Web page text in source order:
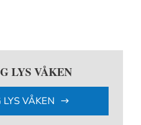
LYS VÅKEN
VÅKEN